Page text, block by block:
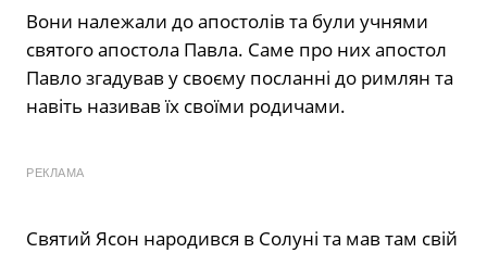
Вони належали до апостолів та були учнями
святого апостола Павла. Саме про них апостол
Павло згадував у своєму посланні до римлян та
навіть називав їх своїми родичами.
РЕКЛАМА
Святий Ясон народився в Солуні та мав там свій